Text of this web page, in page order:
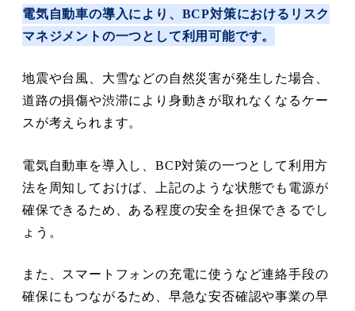
電気自動車の導入により、BCP対策におけるリスク
マネジメントの一つとして利用可能です。
地震や台風、大雪などの自然災害が発生した場合、
道路の損傷や渋滞により身動きが取れなくなるケー
スが考えられます。
電気自動車を導入し、BCP対策の一つとして利用方
法を周知しておけば、上記のような状態でも電源が
確保できるため、ある程度の安全を担保できるでし
ょう。
また、スマートフォンの充電に使うなど連絡手段の
確保にもつながるため、早急な安否確認や事業の早